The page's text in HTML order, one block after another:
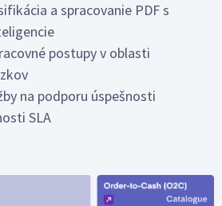
a spracovanie PDF s
postupy v oblasti
na podporu úspešnosti
SLA